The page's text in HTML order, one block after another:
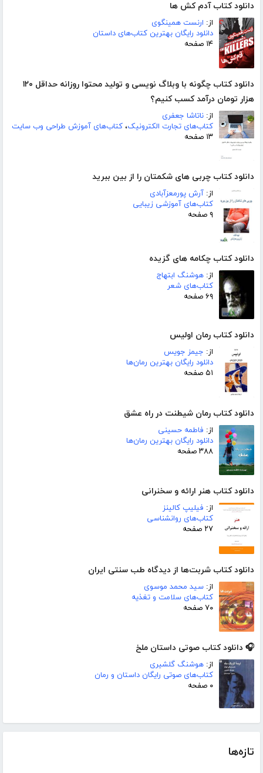
دانلود کتاب آدم کش ها
از: ارنست همینگوی
دانلود رایگان بهترین کتاب‌های داستان
۱۴ صفحه
دانلود کتاب چگونه با وبلاگ نویسی و تولید محتوا روزانه حداقل ۱۲۰
هزار تومان درآمد کسب کنیم؟
از: ناتاشا جعفری
کتاب‌های تجارت الکترونیک، کتاب‌های آموزش طراحی وب سایت
۱۳ صفحه
دانلود کتاب چربی های شکمتان را از بین ببرید
از: آرش پورمعزآبادی
کتاب‌های آموزشی زیبایی
۹ صفحه
دانلود کتاب چکامه های گزیده
از: هوشنگ ابتهاج
کتاب‌های شعر
۶۹ صفحه
دانلود کتاب رمان اولیس
از: جیمز جویس
دانلود رایگان بهترین رمان‌ها
۵۱ صفحه
دانلود کتاب رمان شیطنت در راه عشق
از: فاطمه حسینی
دانلود رایگان بهترین رمان‌ها
۳۸۸ صفحه
دانلود کتاب هنر ارائه و سخنرانی
از: فیلیپ کالینز
کتاب‌های روانشناسی
۲۷ صفحه
دانلود کتاب شربت‌ها از دیدگاه طب سنتی ایران
از: سید محمد موسوی
کتاب‌های سلامت و تغذیه
۷۰ صفحه
🎧 دانلود کتاب صوتی داستان ملخ
از: هوشنگ گلشیری
کتاب‌های صوتی رایگان داستان و رمان
۰ صفحه
تازه‌ها